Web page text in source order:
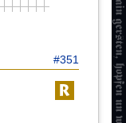
#351